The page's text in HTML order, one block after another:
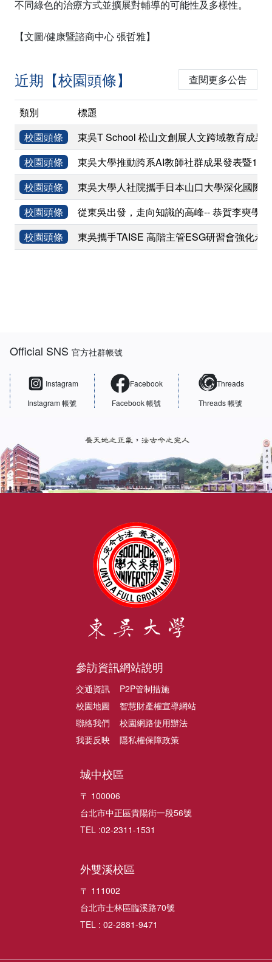
不同綠色的治療方式並擴展對輔導的可能性及多樣性。
【文圖/健康暨諮商中心 張哲雅】
近期【校園頭條】 查閱更多公告
類別
標題
校園頭條
東吳T School 松山文創展人文跨域教育成果
校園頭條
東吳大學推動跨系AI教師社群成果發表暨
校園頭條
東吳大學人社院攜手日本山口大學深化國際
校園頭條
從東吳出發，走向知識的高峰-- 恭賀李奭學
校園頭條
東吳攜手TAISE 高階主管ESG研習會強化永
Official SNS官方社群帳號
Instagram
Instagram 帳號
Facebook
Facebook 帳號
Threads
Threads 帳號
參訪資訊
交通資訊
校園地圖
聯絡我們
我要反映
網站說明
P2P管制措施
智慧財產權宣導網站
校園網路使用辦法
隱私權保障政策
城中校區
〒 100006
台北市中正區貴陽街一段56號
TEL :02-2311-1531
外雙溪校區
〒 111002
台北市士林區臨溪路70號
TEL : 02-2881-9471